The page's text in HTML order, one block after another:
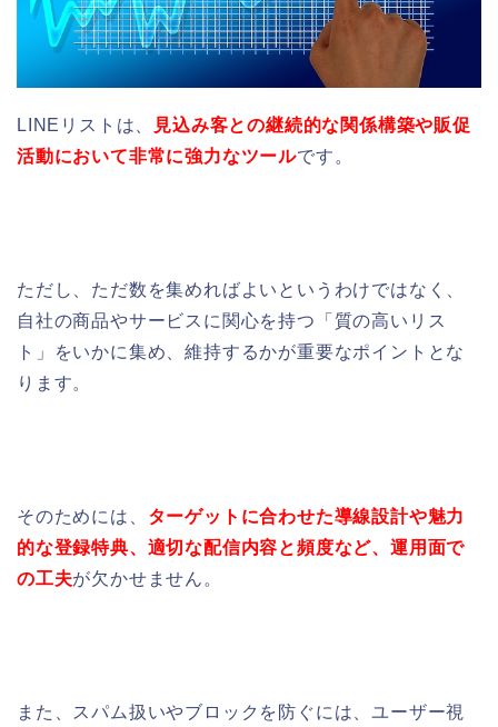
LINEリストは、
見込み客との継続的な関係構築や販促
活動において非常に強力なツールです。
ただし、ただ数を集めればよいというわけではなく、
自社の商品やサービスに関心を持つ「質の高いリス
ト」をいかに集め、維持するかが重要なポイントとな
ります。
そのためには、 ターゲットに合わせた導線設計や魅力
的な登録特典、適切な配信内容と頻度など、運用面で
の工夫が欠かせません。
また、スパム扱いやブロックを防ぐには、ユーザー視